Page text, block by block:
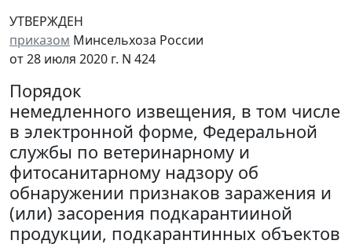
УТВЕРЖДЕН
приказом Минсельхоза России
от 28 июля 2020 г. N 424
Порядок
немедленного извещения, в том числе
в электронной форме, Федеральной
службы по ветеринарному и
фитосанитарному надзору об
обнаружении признаков заражения и
(или) засорения подкарантииной
продукции, подкарантинных объектов